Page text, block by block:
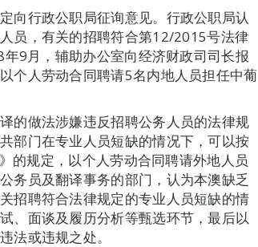
向行政公职局征询意见。行政公职局认
员，有关的招聘符合第12/2015号法律
9月，辅助办公室向经济财政司司长报
个人劳动合同聘请5名内地人员担任中葡
的做法涉嫌违反招聘公务人员的法律规
部门在专业人员短缺的情况下，可以按
的规定，以个人劳动合同聘请外地人员
务员及翻译事务的部门，认为本澳缺乏
招聘符合法律规定的专业人员短缺的情
、面谈及履历分析等甄选环节，最后以
法或违规之处。